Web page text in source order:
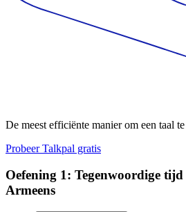
De meest efficiënte manier om een taal
Probeer Talkpal gratis
Oefening 1: Tegenwoordige tijd
Armeens